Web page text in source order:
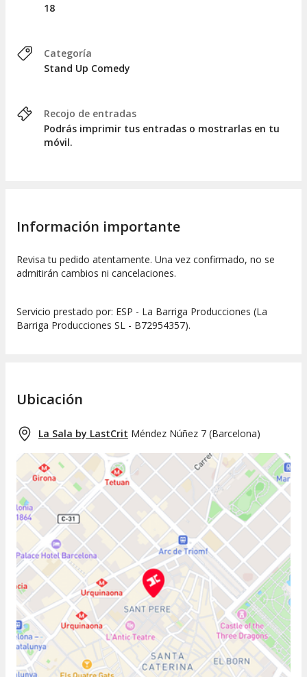
18
Categoría
Stand Up Comedy
Recojo de entradas
Podrás imprimir tus entradas o mostrarlas en tu
móvil.
Información importante
Revisa tu pedido atentamente. Una vez confirmado, no se
admitirán cambios ni cancelaciones.
Servicio prestado por: ESP - La Barriga Producciones (La
Barriga Producciones SL - B72954357).
Ubicación
La Sala by LastCrit Méndez Núñez 7 (Barcelona)